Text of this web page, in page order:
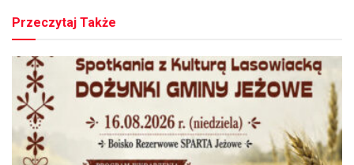
Przeczytaj Także